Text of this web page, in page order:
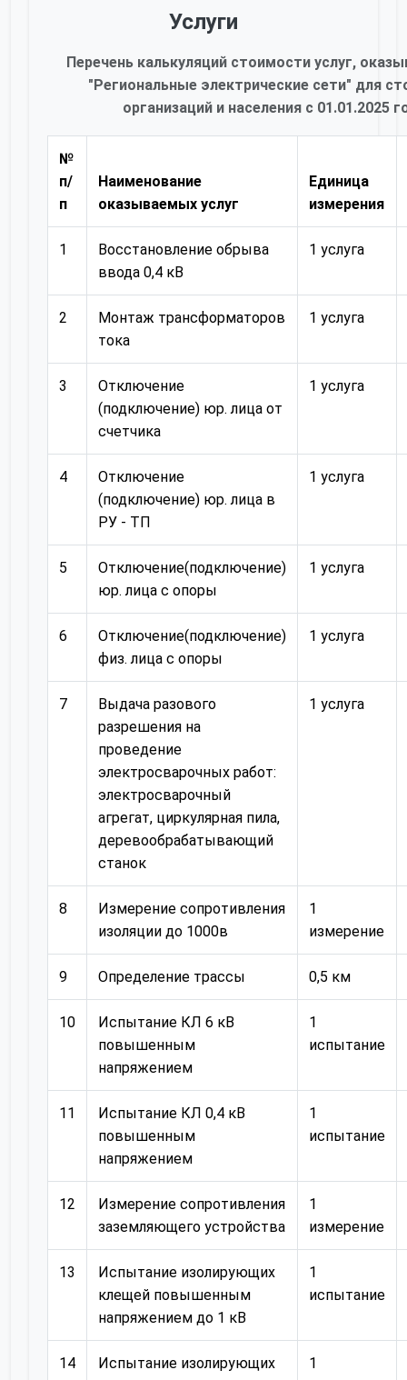
Услуги
Перечень калькуляций стоимости услуг,
"Региональные электрические сети" для
организаций и населения с 01.01.2025
№
п/
п
Наименование
оказываемых услуг
Единица
измерения
1
Восстановление обрыва
ввода 0,4 кВ
1 услуга
2
Монтаж трансформаторов
тока
1 услуга
3
Отключение
(подключение) юр. лица от
счетчика
1 услуга
4
Отключение
(подключение) юр. лица в
РУ - ТП
1 услуга
5
Отключение(подключение)
юр. лица с опоры
1 услуга
6
Отключение(подключение)
физ. лица с опоры
1 услуга
7
Выдача разового
разрешения на
проведение
электросварочных работ:
электросварочный
агрегат, циркулярная пила,
деревообрабатывающий
станок
1 услуга
8
Измерение сопротивления
изоляции до 1000в
1
измерение
9 Определение трассы 0,5 км
10
Испытание КЛ 6 кВ
повышенным
напряжением
1
испытание
11
Испытание КЛ 0,4 кВ
повышенным
напряжением
1
испытание
12
Измерение сопротивления
заземляющего устройства
1
измерение
13
Испытание изолирующих
клещей повышенным
напряжением до 1 кВ
1
испытание
14
Испытание изолирующих
1